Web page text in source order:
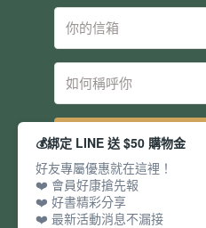
立即
💰綁定 LINE 送 $50 購物金
好友專屬優惠就在這裡！
❤️ 會員好康搶先報
❤️ 好書精彩分享
❤️ 最新活動消息不漏接